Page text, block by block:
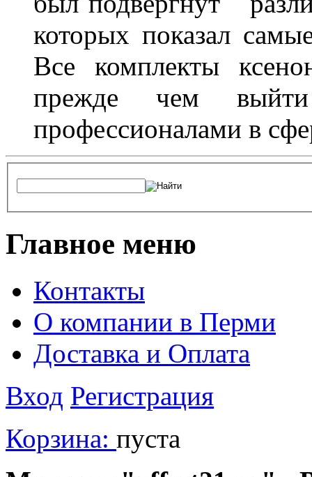
которых показал
Все комплекты
прежде чем
профессионалами в
Главное меню
Контакты
О компании в Перми
Доставка и Оплата
Вход Регистрация
Корзина: пуста